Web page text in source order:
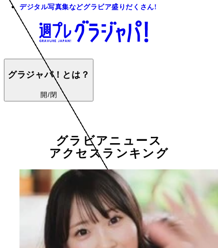
デジタル写真集などグラビア盛りだくさん!
グラジャパ！とは？
開/閉
グラビアニュース
アクセスランキング